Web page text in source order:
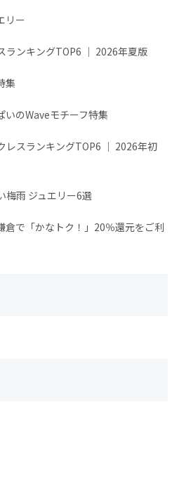
リー
ランキングTOP6 │ 2026年夏版
集
いのWaveモチーフ特集
レスランキングTOP6 │ 2026年初
梅雨 ジュエリー6選
で「かなトク！」20％還元をご利